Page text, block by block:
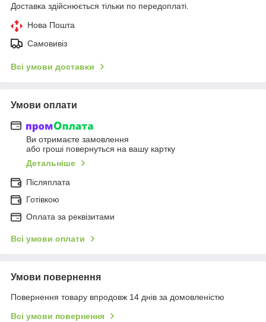
Доставка здійснюється тільки по передоплаті.
Нова Пошта
Самовивіз
Всі умови доставки
Умови оплати
Ви отримаєте замовлення
або гроші повернуться на вашу картку
Детальніше
Післяплата
Готівкою
Оплата за реквізитами
Всі умови оплати
Умови повернення
Повернення товару впродовж 14 днів за домовленістю
Всі умови повернення